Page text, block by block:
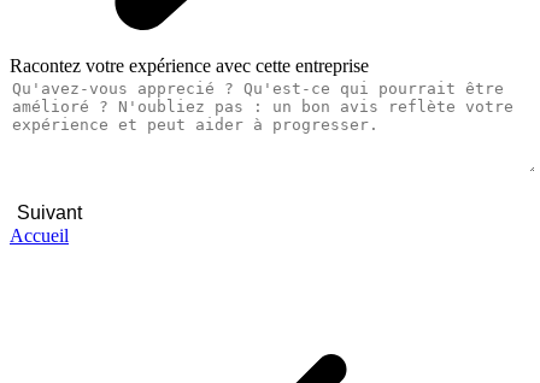
Racontez votre expérience avec cette entreprise
Suivant
Accueil